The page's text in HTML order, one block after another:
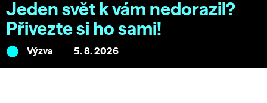
Jeden svět k vám nedorazil?
Přivezte si ho sami!
Výzva 5. 8. 2026